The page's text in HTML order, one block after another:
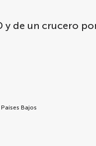
de un crucero
Bajos